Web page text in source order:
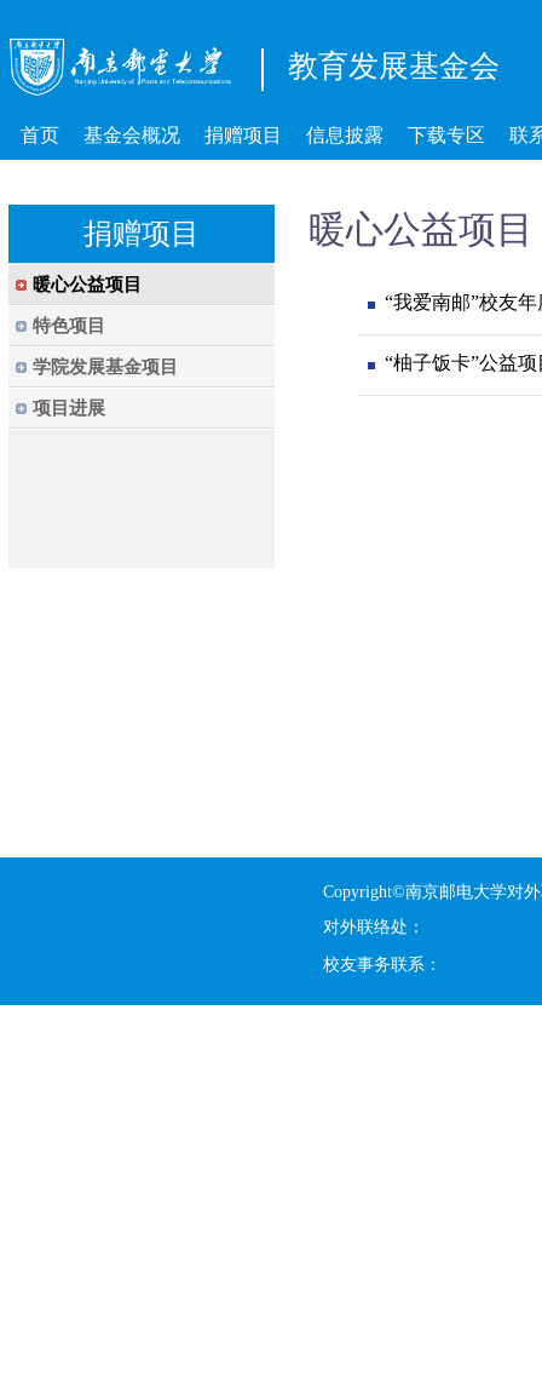
教育发展基金会
首页 基金会概况 捐赠项目 信息披露 下载专区 联
捐赠项目
暖心公益项目
特色项目
学院发展基金项目
项目进展
暖心公益项目
“我爱南邮”校友
​“柚子饭卡”公益项
Copyright©南京邮电大学对
对外联络处：
校友事务联系：